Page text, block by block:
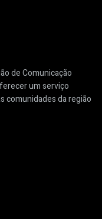
de Comunicação
um serviço
comunidades da região